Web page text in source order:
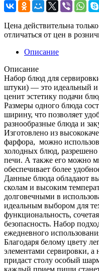
Цена действительна
отличаться от цен в
Описание
Описание
Набор блюд для
штуки) — это идеальный и
ценит эстетику подачи
Размеры одного блюда
ширину, что позволяет
разнообразные блюда и
Изготовлено из
фарфора, можно
холодных блюд,
печи. А также его можно
обеспечивает более
Данные блюда обладают
сколам и высоким
долговечными в
идеальным выбором для
функциональность,
безопасность. Набор
ежедневного
Благодаря белому цвету
элементами сервировки, а
придаст столу особый
каждый прием пищи